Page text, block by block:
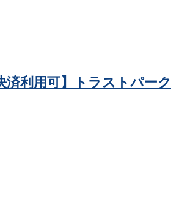
済利用可】トラストパー